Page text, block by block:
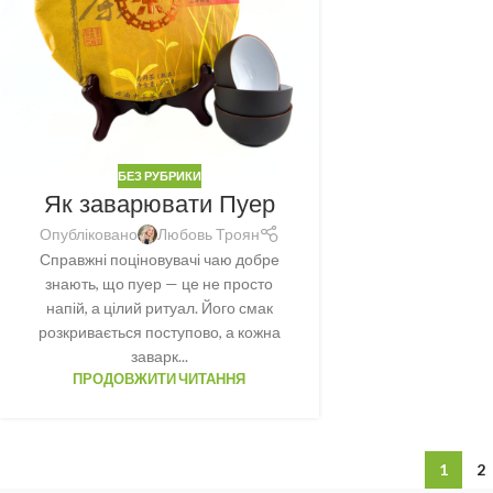
БЕЗ РУБРИКИ
Як заварювати Пуер
Опубліковано
Любовь Троян
Справжні поціновувачі чаю добре
знають, що пуер — це не просто
напій, а цілий ритуал. Його смак
розкривається поступово, а кожна
заварк...
ПРОДОВЖИТИ ЧИТАННЯ
1 2